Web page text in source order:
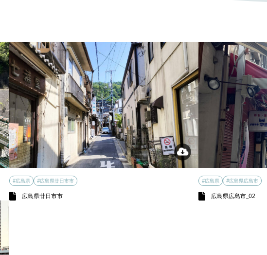
#広島県 #広島県廿日市市
広島県廿日市市
#広島県 #広島県広島市
広島県広島市_02